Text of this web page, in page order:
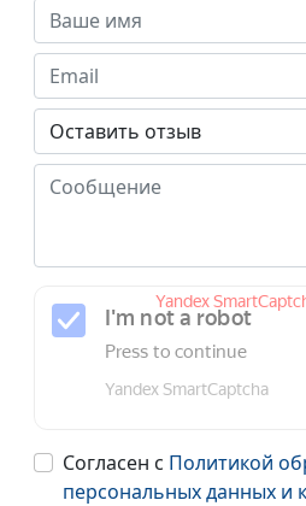
Согласен с Политикой
персональных данных и